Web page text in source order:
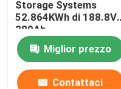
Storage Systems
52.864KWh di 188.8V
280Ah
Miglior prezzo
Contattaci